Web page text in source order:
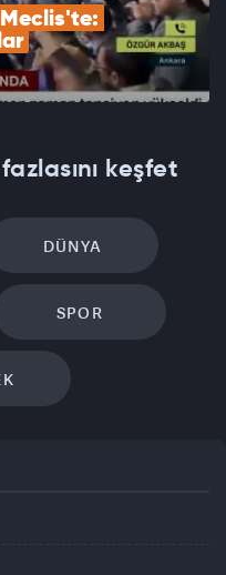
keşfet
DÜNYA
SPOR